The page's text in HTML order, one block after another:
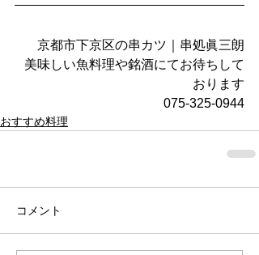
京都市下京区の串カツ｜串処眞三朗
美味しい魚料理や銘酒にてお待ちして
おります
075-325-0944
おすすめ料理
コメント